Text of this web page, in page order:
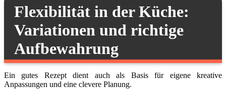
Flexibilität in der Küche:
Variationen und richtige
Aufbewahrung
Ein gutes Rezept dient auch als Basis für eigene kreative
Anpassungen und eine clevere Planung.